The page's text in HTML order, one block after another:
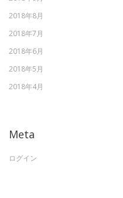
2018年8月
2018年7月
2018年6月
2018年5月
2018年4月
Meta
ログイン